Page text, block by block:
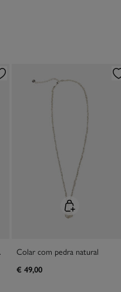
Colar com pedra natural
€ 49,00